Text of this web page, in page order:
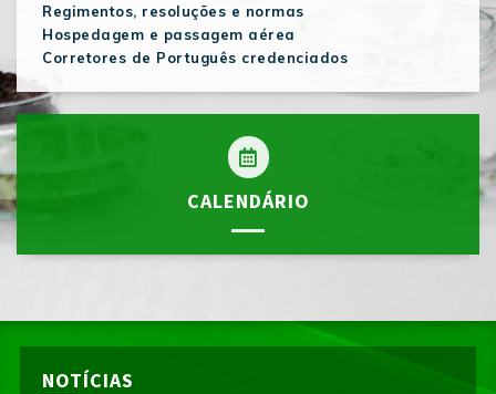
Regimentos, resoluções e normas
Hospedagem e passagem aérea
Corretores de Português credenciados
CALENDÁRIO
NOTÍCIAS